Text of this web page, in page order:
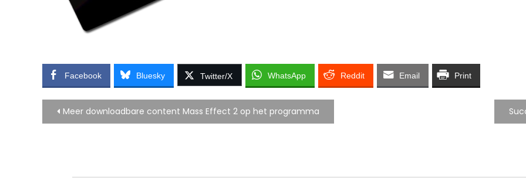
Facebook Bluesky Twitter/X WhatsApp Reddit Email Print
Bericht
Meer downloadbare content Mass Effect 2 op het programma